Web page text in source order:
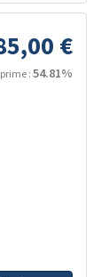
€
prime : 54.81%